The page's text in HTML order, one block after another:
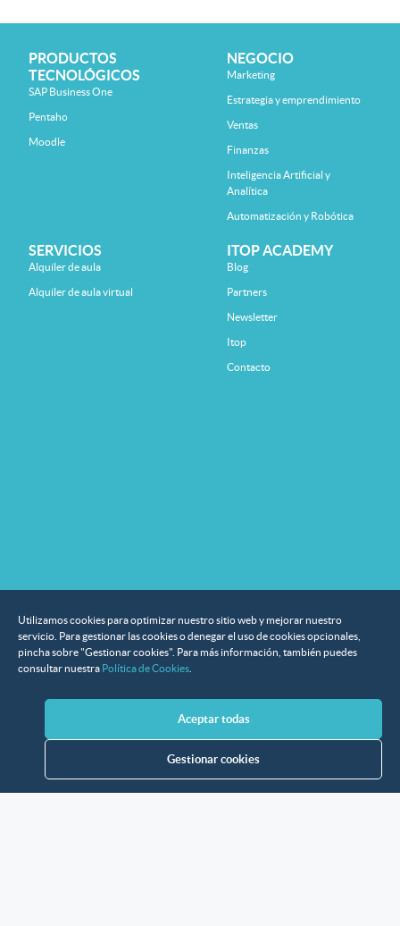
Utilizamos cookies para optimizar nuestro sitio web y mejorar nuestro
servicio. Para gestionar las cookies o denegar el uso de cookies opcionales,
pincha sobre "Gestionar cookies". Para más información, también puedes
consultar nuestra Política de Cookies
Aceptar todas
Gestionar cookies
PRODUCTOS
TECNOLÓGICOS
SAP Business One
Pentaho
Moodle
NEGOCIO
Marketing
Estrategia y emprendimiento
Ventas
Finanzas
Inteligencia Artificial y
Analítica
Automatización y Robótica
SERVICIOS
Alquiler de aula
Alquiler de aula virtual
ITOP ACADEMY
Blog
Partners
Newsletter
Itop
Contacto